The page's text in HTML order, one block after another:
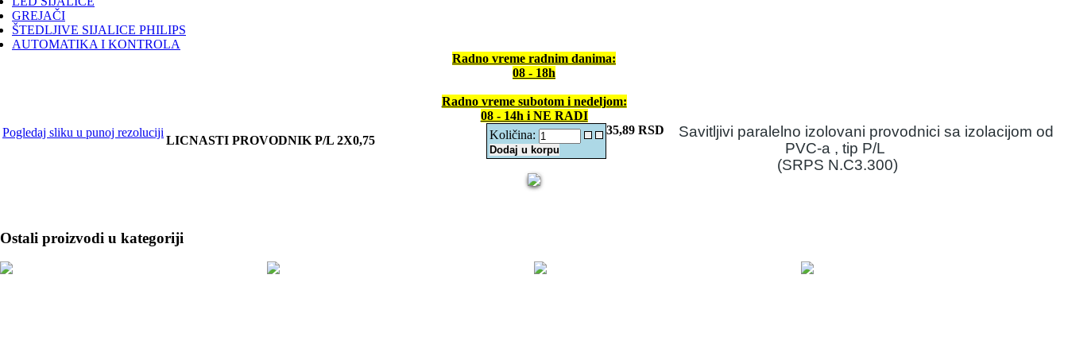
GREJAČI
ŠTEDLJIVE SIJALICE PHILIPS
AUTOMATIKA I KONTROLA
Radno vreme radnim danima:
08 - 18h
Radno vreme subotom i nedeljom:
08 - 14h i NE RADI
Pogledaj sliku u punoj rezoluciji
LICNASTI PROVODNIK P/L 2X0,75 Količina: 35,89 RSD
Savitljivi paralelno izolovani provodnici sa izolacijom od
PVC-a , tip P/L
(SRPS N.C3.300)
Ostali proizvodi u kategoriji